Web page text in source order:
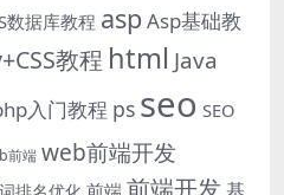
数据库教程 asp Asp基础教
教程 html Java
入门教程 ps seo SEO
前端 web前端开发
前端开发